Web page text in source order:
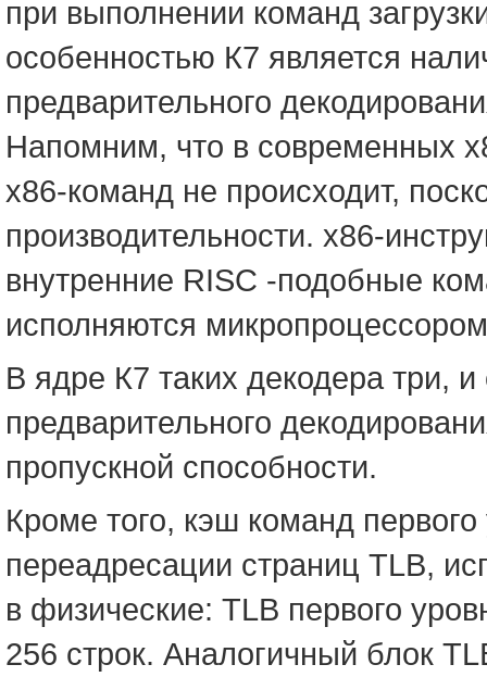
при выполнении команд
особенностью К7 является
предварительного
Напомним, что в современных
х86-команд не происходит,
производительности. х86-
внутренние RISC -подобные
исполняются
В ядре К7 таких декодера три,
предварительного
пропускной способности.
Кроме того, кэш команд
переадресации страниц TLB,
в физические: TLB первого
256 строк. Аналогичный блок